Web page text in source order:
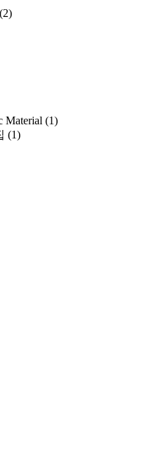
(2)
Material (1)
(1)